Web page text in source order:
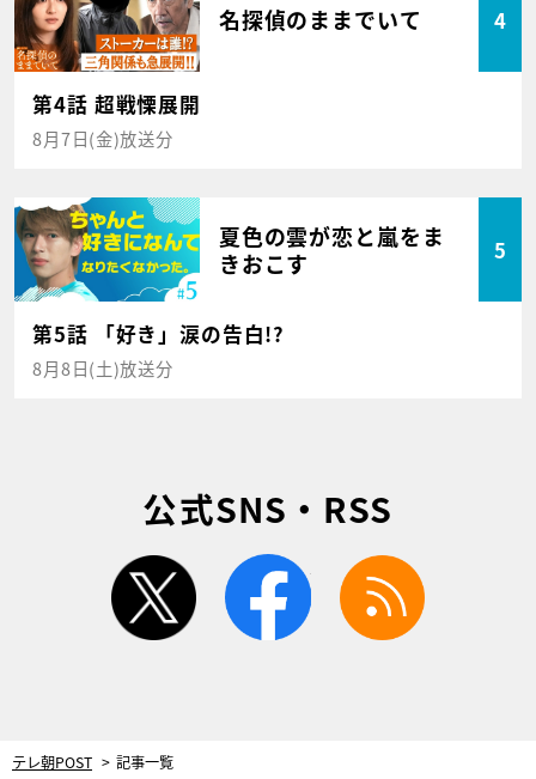
名探偵のままでいて 4
第4話 超戦慄展開
8月7日(金)放送分
夏色の雲が恋と嵐をま
きおこす
5
第5話 「好き」涙の告白!?
8月8日(土)放送分
公式SNS・RSS
twitter facebook
テレ朝POST 記事一覧